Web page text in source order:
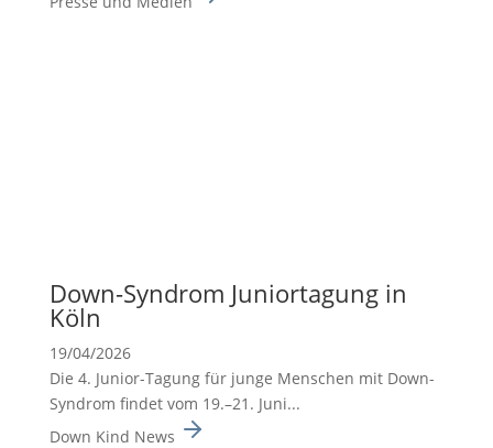
Down-Syndrom Junior­ta­gung in
Köln
19/04/2026
Die 4. Junior-Tagung für junge Menschen mit Down-
Syndrom findet vom 19.–21. Juni...
Down Kind News